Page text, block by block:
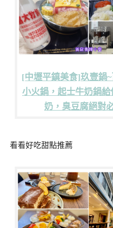
[中壢平鎮美食]玖壹鍋
小火鍋，起士牛奶鍋
奶，臭豆腐絕對
看看好吃甜點推薦